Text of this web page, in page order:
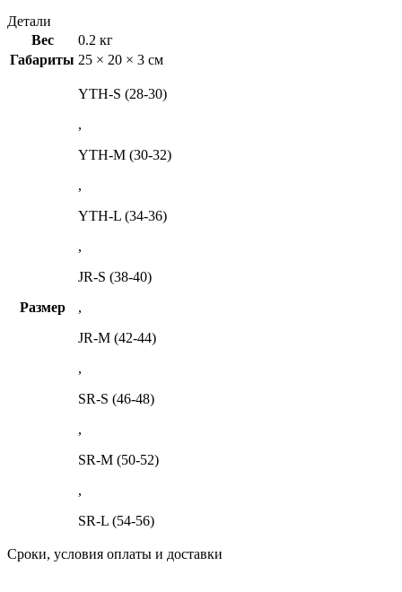
Детали
Вес
0.2 кг
Габариты 25 × 20 × 3 см
Размер
YTH-S (28-30)
,
YTH-M (30-32)
,
YTH-L (34-36)
,
JR-S (38-40)
,
JR-M (42-44)
,
SR-S (46-48)
,
SR-M (50-52)
,
SR-L (54-56)
Сроки, условия оплаты и доставки